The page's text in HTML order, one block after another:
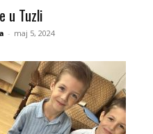
u Tuzli
- maj 5, 2024